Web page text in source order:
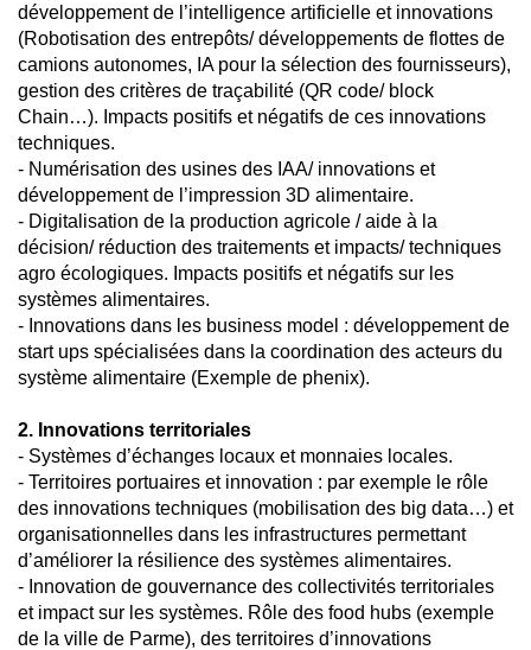
développement de l’intelligence artificielle et innovations
(Robotisation des entrepôts/ développements de flottes de
camions autonomes, IA pour la sélection des fournisseurs),
gestion des critères de traçabilité (QR code/ block
Chain…). Impacts positifs et négatifs de ces innovations
techniques.
- Numérisation des usines des IAA/ innovations et
développement de l’impression 3D alimentaire.
- Digitalisation de la production agricole / aide à la
décision/ réduction des traitements et impacts/ techniques
agro écologiques. Impacts positifs et négatifs sur les
systèmes alimentaires.
- Innovations dans les business model : développement de
start ups spécialisées dans la coordination des acteurs du
système alimentaire (Exemple de phenix).
2. Innovations territoriales
- Systèmes d’échanges locaux et monnaies locales.
- Territoires portuaires et innovation : par exemple le rôle
des innovations techniques (mobilisation des big data…) et
organisationnelles dans les infrastructures permettant
d’améliorer la résilience des systèmes alimentaires.
- Innovation de gouvernance des collectivités territoriales
et impact sur les systèmes. Rôle des food hubs (exemple
de la ville de Parme), des territoires d’innovations